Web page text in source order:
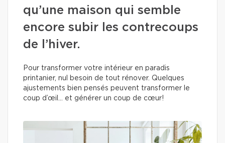
qu’une maison qui semble
encore subir les contrecoups
de l’hiver.
Pour transformer votre intérieur en paradis
printanier, nul besoin de tout rénover. Quelques
ajustements bien pensés peuvent transformer le
coup d’œil… et générer un coup de cœur!